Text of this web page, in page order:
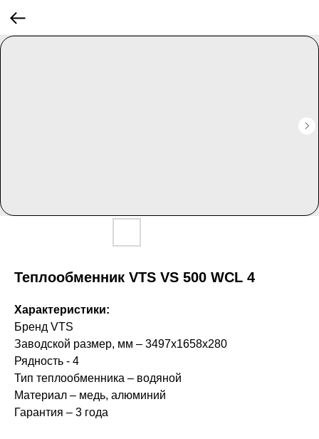
Теплообменник VTS VS 500 WCL 4
Характеристики:
Бренд VTS
Заводской размер, мм – 3497х1658х280
Рядность - 4
Тип теплообменника – водяной
Материал – медь, алюминий
Гарантия – 3 года